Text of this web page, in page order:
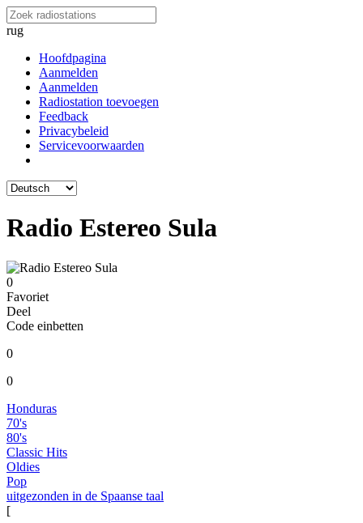
rug
Hoofdpagina
Aanmelden
Aanmelden
Radiostation toevoegen
Feedback
Privacybeleid
Servicevoorwaarden
Radio Estereo Sula
0
Favoriet
Deel
Code einbetten
0
0
Honduras
70's
80's
Classic Hits
Oldies
Pop
uitgezonden in de Spaanse taal
[